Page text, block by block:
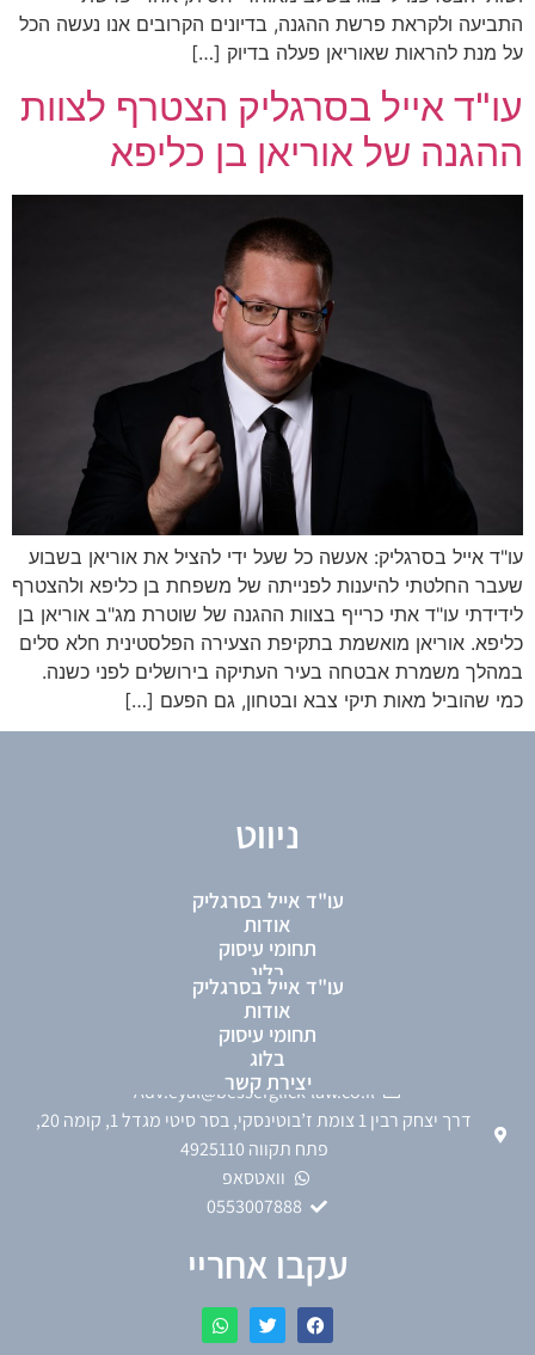
התביעה ולקראת פרשת ההגנה, בדיונים הקרובים אנו נעשה הכל
על מנת להראות שאוריאן פעלה בדיוק […]
עו"ד אייל בסרגליק הצטרף לצוות
ההגנה של אוריאן בן כליפא
עו"ד אייל בסרגליק: אעשה כל שעל ידי להציל את אוריאן בשבוע
שעבר החלטתי להיענות לפנייתה של משפחת בן כליפא ולהצטרף
לידידתי עו"ד אתי כרייף בצוות ההגנה של שוטרת מג"ב אוריאן בן
כליפא. אוריאן מואשמת בתקיפת הצעירה הפלסטינית חלא סלים
במהלך משמרת אבטחה בעיר העתיקה בירושלים לפני כשנה.
כמי שהוביל מאות תיקי צבא ובטחון, גם הפעם […]
ניווט
עו"ד אייל בסרגליק
אודות
תחומי עיסוק
בלוג
יצירת קשר
עו"ד אייל בסרגליק
אודות
תחומי עיסוק
בלוג
יצירת קשר
פרטי התקשרות
0722575486
Adv.eyal@besserglick-law.co.il
דרך יצחק רבין 1 צומת ז’בוטינסקי, בסר סיטי מגדל 1, קומה 20,
פתח תקווה 4925110
וואטסאפ
0553007888
עקבו אחריי